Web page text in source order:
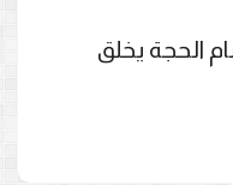
الحجة يخلق